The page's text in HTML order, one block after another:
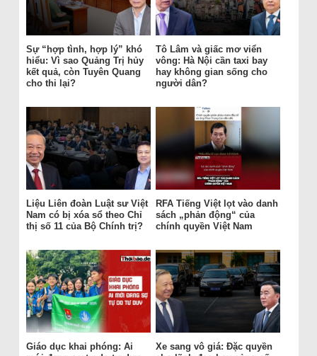
Sự “hợp tình, hợp lý” khó
hiểu: Vì sao Quảng Trị hủy
kết quả, còn Tuyên Quang
cho thi lại?
Tô Lâm và giấc mơ viển
vông: Hà Nội cần taxi bay
hay không gian sống cho
người dân?
Liệu Liên đoàn Luật sư Việt
Nam có bị xóa sổ theo Chỉ
thị số 11 của Bộ Chính trị?
RFA Tiếng Việt lọt vào danh
sách „phản động“ của
chính quyền Việt Nam
Giáo dục khai phóng: Ai
Xe sang vô giá: Đặc quyền